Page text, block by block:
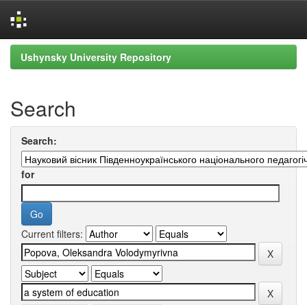
Skip
navigation
Ushynsky University Repository
Search
Search:
for
Current filters: